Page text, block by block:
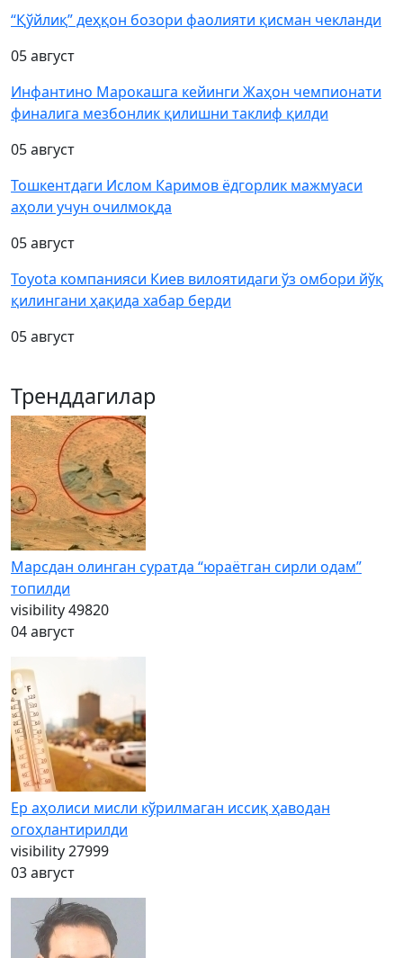
“Қўйлиқ” деҳқон бозори фаолияти қисман чекланди
05 август
Инфантино Марокашга кейинги Жаҳон чемпионати
финалига мезбонлик қилишни таклиф қилди
05 август
Тошкентдаги Ислом Каримов ёдгорлик мажмуаси
аҳоли учун очилмоқда
05 август
Toyota компанияси Киев вилоятидаги ўз омбори йўқ
қилингани ҳақида хабар берди
05 август
Тренддагилар
Марсдан олинган суратда “юраётган сирли одам”
топилди
visibility49820
04 август
Ер аҳолиси мисли кўрилмаган иссиқ ҳаводан
огоҳлантирилди
visibility27999
03 август